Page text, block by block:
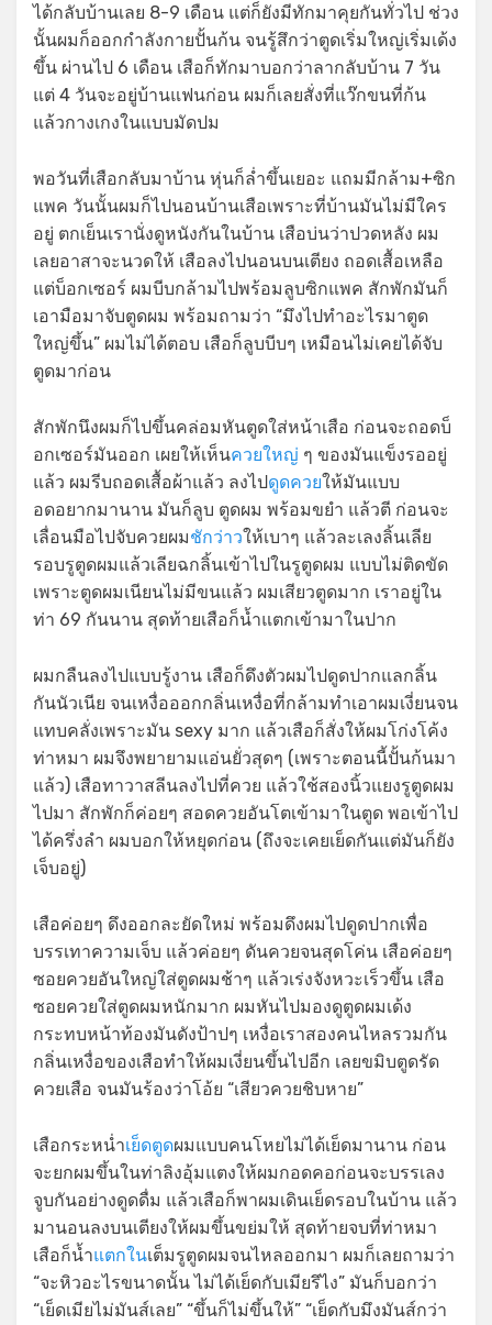
ได้กลับบ้านเลย 8-9 เดือน แต่ก็ยังมีทักมาคุยกันทั่วไป ช่วง
นั้นผมก็ออกกำลังกายปั้นก้น จนรู้สึกว่าตูดเริ่มใหญ่เริ่มเด้ง
ขึ้น ผ่านไป 6 เดือน เสือก็ทักมาบอกว่าลากลับบ้าน 7 วัน
แต่ 4 วันจะอยู่บ้านแฟนก่อน ผมก็เลยสั่งที่แว๊กขนที่ก้น
แล้วกางเกงในแบบมัดปม
พอวันที่เสือกลับมาบ้าน หุ่นก็ล่ำขึ้นเยอะ แถมมีกล้าม+ซิก
แพค วันนั้นผมก็ไปนอนบ้านเสือเพราะที่บ้านมันไม่มีใคร
อยู่ ตกเย็นเรานั่งดูหนังกันในบ้าน เสือบ่นว่าปวดหลัง ผม
เลยอาสาจะนวดให้ เสือลงไปนอนบนเตียง ถอดเสื้อเหลือ
แต่บ็อกเซอร์ ผมบีบกล้ามไปพร้อมลูบซิกแพค สักพักมันก็
เอามือมาจับตูดผม พร้อมถามว่า “มึงไปทำอะไรมาตูด
ใหญ่ขึ้น” ผมไม่ได้ตอบ เสือก็ลูบบีบๆ เหมือนไม่เคยได้จับ
ตูดมาก่อน
สักพักนึงผมก็ไปขึ้นคล่อมหันตูดใส่หน้าเสือ ก่อนจะถอดบ็
อกเซอร์มันออก เผยให้เห็นควยใหญ่ ๆ ของมันแข็งรออยู่
แล้ว ผมรีบถอดเสื้อผ้าแล้ว ลงไปดูดควยให้มันแบบ
อดอยากมานาน มันก็ลูบ ตูดผม พร้อมขยำ แล้วตี ก่อนจะ
เลื่อนมือไปจับควยผมชักว่าวให้เบาๆ แล้วละเลงลิ้นเลีย
รอบรูตูดผมแล้วเลียฉกลิ้นเข้าไปในรูตูดผม แบบไม่ติดขัด
เพราะตูดผมเนียนไม่มีขนแล้ว ผมเสียวตูดมาก เราอยู่ใน
ท่า 69 กันนาน สุดท้ายเสือก็น้ำแตกเข้ามาในปาก
ผมกลืนลงไปแบบรู้งาน เสือก็ดึงตัวผมไปดูดปากแลกลิ้น
กันนัวเนีย จนเหงื่อออกกลิ่นเหงื่อที่กล้ามทำเอาผมเงี่ยนจน
แทบคลั่งเพราะมัน sexy มาก แล้วเสือก็สั่งให้ผมโก่งโค้ง
ท่าหมา ผมจึงพยายามแอ่นยั่วสุดๆ (เพราะตอนนี้ปั้นก้นมา
แล้ว) เสือทาวาสลีนลงไปที่ควย แล้วใช้สองนิ้วแยงรูตูดผม
ไปมา สักพักก็ค่อยๆ สอดควยอันโตเข้ามาในตูด พอเข้าไป
ได้ครึ่งลำ ผมบอกให้หยุดก่อน (ถึงจะเคยเย็ดกันแต่มันก็ยัง
เจ็บอยู่)
เสือค่อยๆ ดึงออกละยัดใหม่ พร้อมดึงผมไปดูดปากเพื่อ
บรรเทาความเจ็บ แล้วค่อยๆ ดันควยจนสุดโค่น เสือค่อยๆ
ซอยควยอันใหญ่ใส่ตูดผมช้าๆ แล้วเร่งจังหวะเร็วขึ้น เสือ
ซอยควยใส่ตูดผมหนักมาก ผมหันไปมองดูตูดผมเด้ง
กระทบหน้าท้องมันดังป้าปๆ เหงื่อเราสองคนไหลรวมกัน
กลิ่นเหงื่อของเสือทำให้ผมเงี่ยนขึ้นไปอีก เลยขมิบตูดรัด
ควยเสือ จนมันร้องว่าโอ้ย “เสียวควยชิบหาย”
เสือกระหน่ำเย็ดตูดผมแบบคนโหยไม่ได้เย็ดมานาน ก่อน
จะยกผมขึ้นในท่าลิงอุ้มแตงให้ผมกอดคอก่อนจะบรรเลง
จูบกันอย่างดูดดื่ม แล้วเสือก็พาผมเดินเย็ดรอบในบ้าน แล้ว
มานอนลงบนเตียงให้ผมขึ้นขย่มให้ สุดท้ายจบที่ท่าหมา
เสือก็น้ำแตกในเต็มรูตูดผมจนไหลออกมา ผมก็เลยถามว่า
“จะหิวอะไรขนาดนั้น ไม่ได้เย็ดกับเมียรึไง” มันก็บอกว่า
“เย็ดเมียไม่มันส์เลย” “ขึ้นก็ไม่ขึ้นให้” “เย็ดกับมึงมันส์กว่า